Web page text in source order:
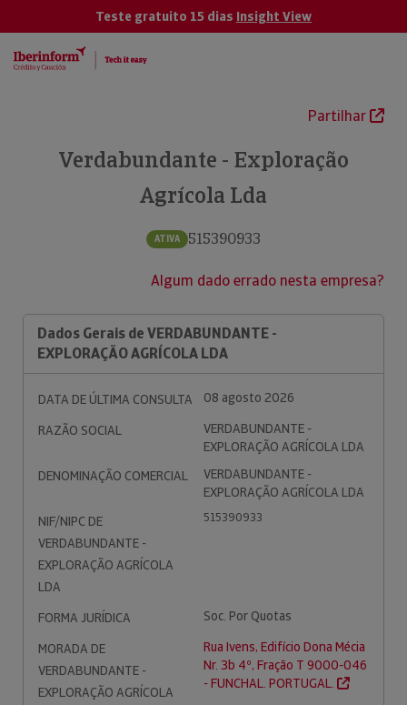
Teste gratuito 15 dias Insight View
Partilhar
Verdabundante - Exploração
Agrícola Lda
ATIVA 515390933
Algum dado errado nesta empresa?
Dados Gerais de VERDABUNDANTE -
EXPLORAÇÃO AGRÍCOLA LDA
DATA DE ÚLTIMA CONSULTA
08 agosto 2026
RAZÃO SOCIAL
VERDABUNDANTE -
EXPLORAÇÃO AGRÍCOLA LDA
DENOMINAÇÃO COMERCIAL
VERDABUNDANTE -
EXPLORAÇÃO AGRÍCOLA LDA
NIF/NIPC DE
VERDABUNDANTE -
EXPLORAÇÃO AGRÍCOLA
LDA
515390933
FORMA JURÍDICA
Soc. Por Quotas
MORADA DE
VERDABUNDANTE -
EXPLORAÇÃO AGRÍCOLA
Rua Ivens, Edifício Dona Mécia
Nr. 3b 4º, Fração T 9000-046
- FUNCHAL. PORTUGAL.